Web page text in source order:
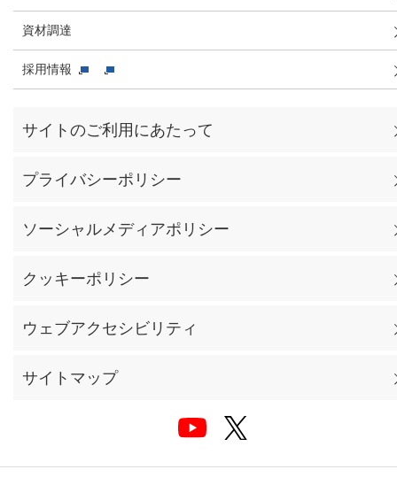
資材調達
採用情報
サイトのご利用にあたって
プライバシーポリシー
ソーシャルメディアポリシー
クッキーポリシー
ウェブアクセシビリティ
サイトマップ